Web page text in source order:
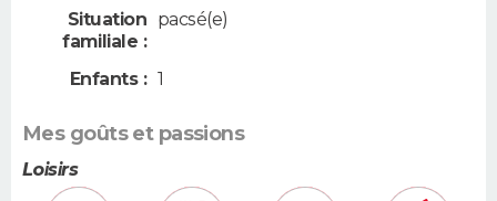
Situation
familiale :
pacsé(e)
Enfants : 1
Mes goûts et passions
Loisirs